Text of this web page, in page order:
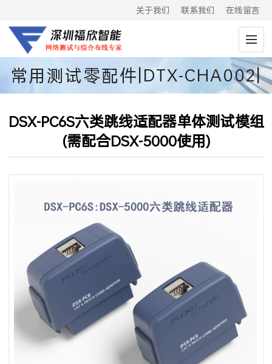
关于我们 联系我们 在线留言
常用测试零配件|DTX-CHA002|
原装电池
DSX-PC6S六类跳线适配器单体测试模组
(需配合DSX-5000使用)